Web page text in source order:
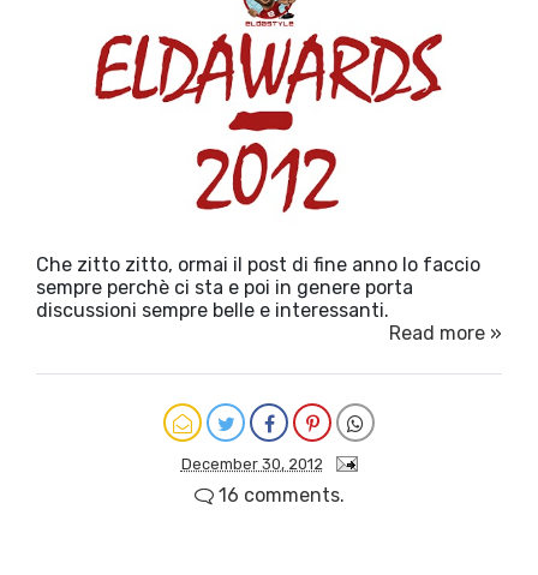
Che zitto zitto, ormai il post di fine anno lo faccio
sempre perchè ci sta e poi in genere porta
discussioni sempre belle e interessanti.
Read more »
December 30, 2012
16 comments.